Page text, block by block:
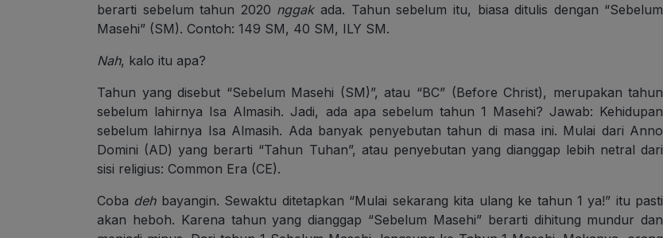
berarti sebelum tahun 2020 nggakada. Tahun sebelum itu, biasa ditulis dengan “Sebelum
Masehi” (SM). Contoh: 149 SM, 40 SM, ILY SM.
Nah, kalo itu apa?
Tahun yang disebut “Sebelum Masehi (SM)”, atau “BC” (Before Christ), merupakan tahun
sebelum lahirnya Isa Almasih. Jadi, ada apa sebelum tahun 1 Masehi? Jawab: Kehidupan
sebelum lahirnya Isa Almasih. Ada banyak penyebutan tahun di masa ini. Mulai dari Anno
Domini (AD) yang berarti “Tahun Tuhan”, atau penyebutan yang dianggap lebih netral dari
sisi religius: Common Era (CE).
Coba dehbayangin. Sewaktu ditetapkan “Mulai sekarang kita ulang ke tahun 1 ya!” itu pasti
akan heboh. Karena tahun yang dianggap “Sebelum Masehi” berarti dihitung mundur dan